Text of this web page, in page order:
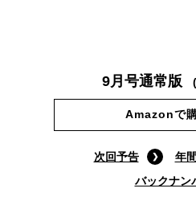
9月号通常版
Amazonで